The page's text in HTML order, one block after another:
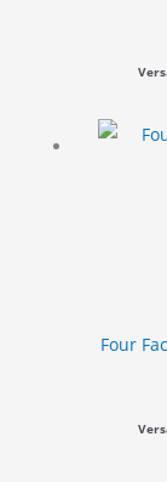
Four